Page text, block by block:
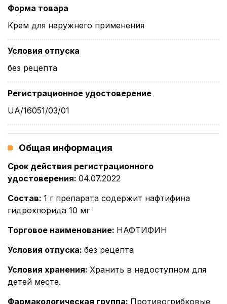
Форма товара
Крем для наружнего применения
Условия отпуска
без рецепта
Регистрационное удостоверение
UA/16051/03/01
Общая информация
Срок действия регистрационного
удостоверения: 04.07.2022
Состав: 1 г препарата содержит нафтифина
гидрохлорида 10 мг
Торговое наименование: НАФТИФИН
Условия отпуска: без рецепта
Условия хранения: Хранить в недоступном для
детей месте.
Фармакологическая группа: Противогрибковые